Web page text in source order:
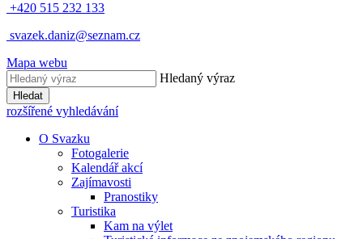
+420 515 232 133
svazek.daniz@seznam.cz
Mapa webu
Hledaný výraz
Hledat
rozšířené vyhledávání
O Svazku
Fotogalerie
Kalendář akcí
Zajímavosti
Pranostiky
Turistika
Kam na výlet